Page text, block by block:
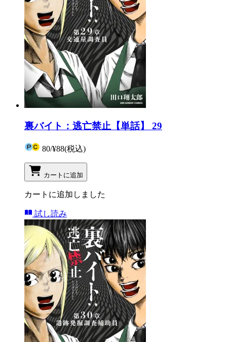
裏バイト：逃亡禁止【単話】 29
80/¥88(税込)
カートに追加
カートに追加しました
試し読み